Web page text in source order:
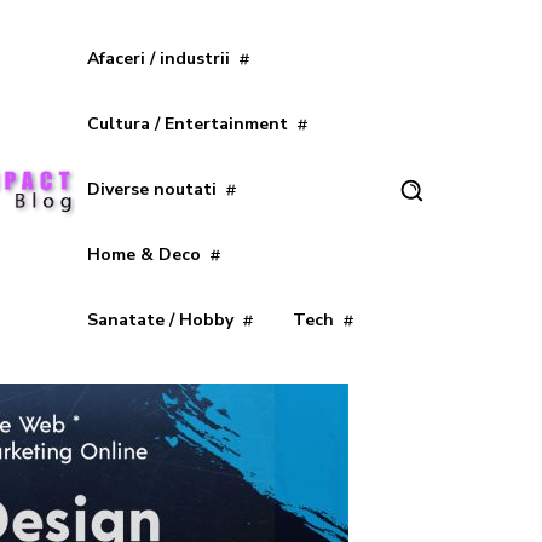
Afaceri / industrii
Cultura / Entertainment
Diverse noutati
Home & Deco
Sanatate / Hobby Tech